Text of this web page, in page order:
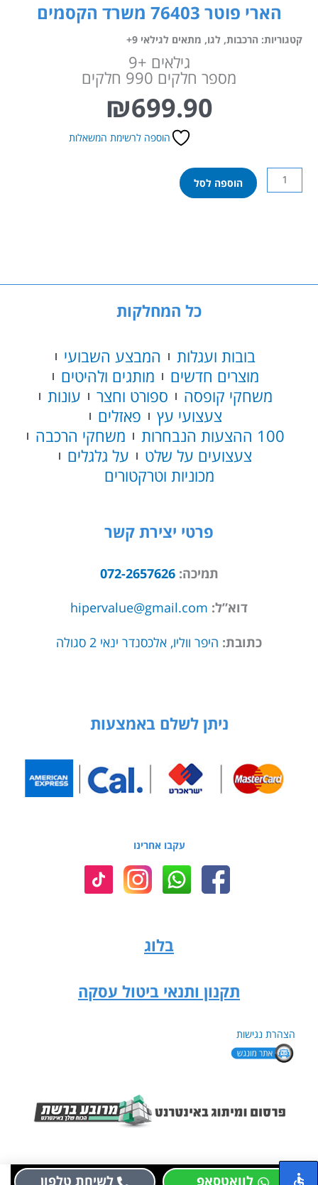
הארי פוטר 76403 משרד הקסמים
קטגוריות: הרכבות, לגו, מתאים לגילאי 9+
גילאים +9
מספר חלקים 990 חלקים
₪699.90
הוספה לרשימת המשאלות
כמות
של
הוספה לסל
כל המחלקות
בובות ועגלות
המבצע השבועי
מוצרים חדשים
מותגים ולהיטים
משחקי קופסה
ספורט וחצר
עונות
צעצועי עץ
פאזלים
100 ההצעות הנבחרות
משחקי הרכבה
צעצועים על שלט
על גלגלים
מכוניות וטרקטורים
פרטי יצירת קשר
תמיכה:072-2657626
דוא”ל: hipervalue@gmail.com
כתובת: היפר ווליו, אלכסנדר ינאי 2 סגולה
ניתן לשלם באמצעות
עקבו אחרינו
בלוג
תקנון ותנאי ביטול עסקה
הצהרת נגישות
לוואטסאפ לשיחת טלפון